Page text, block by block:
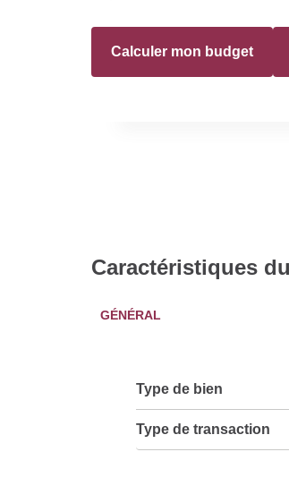
Calculer mon budget
Caractéristiques
GÉNÉRAL
Type de bien
Type de transaction